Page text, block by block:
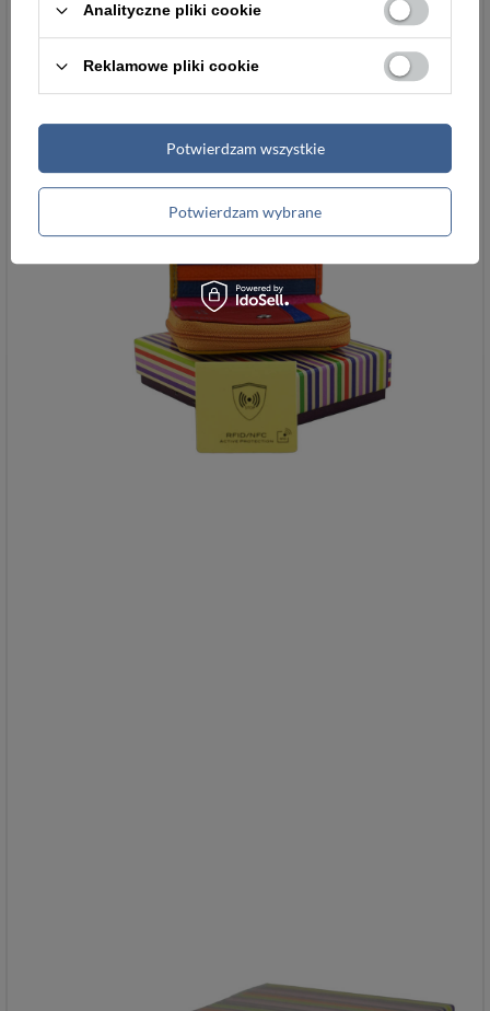
Analityczne pliki cookie
Reklamowe pliki cookie
Potwierdzam wybrane
Potwierdzam wszystkie